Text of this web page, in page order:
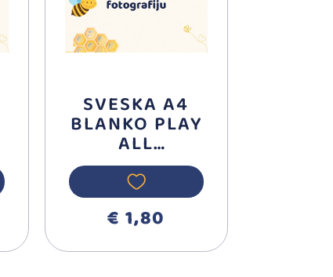
SVESKA A4
BLANKO PLAY
ALL
STAR/189802
€ 1,80